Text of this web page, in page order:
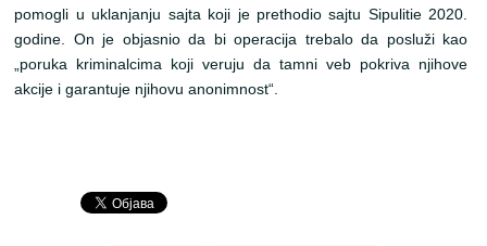
pomogli u uklanjanju sajta koji je prethodio sajtu Sipulitie 2020.
godine. On je objasnio da bi operacija trebalo da posluži kao
„poruka kriminalcima koji veruju da tamni veb pokriva njihove
akcije i garantuje njihovu anonimnost“.